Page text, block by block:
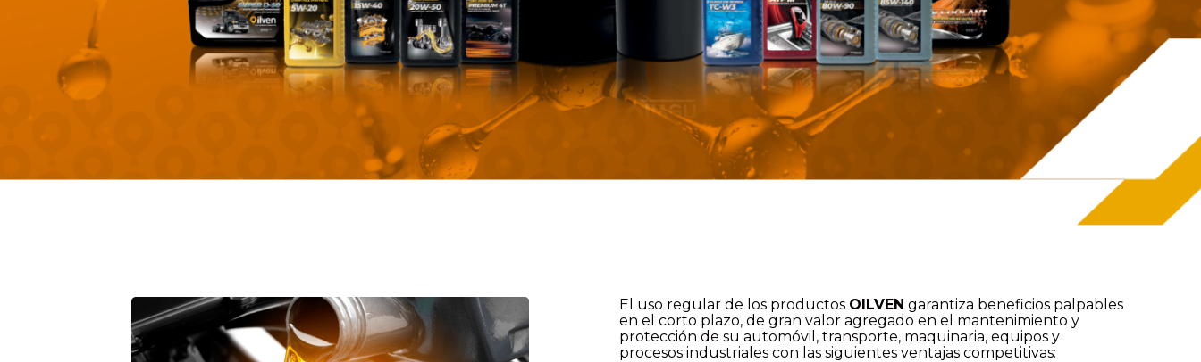
El uso regular de los productos OILVEN garantiza beneficios palpables
en el corto plazo, de gran valor agregado en el mantenimiento y
protección de su automóvil, transporte, maquinaria, equipos y
procesos industriales con las siguientes ventajas competitivas: